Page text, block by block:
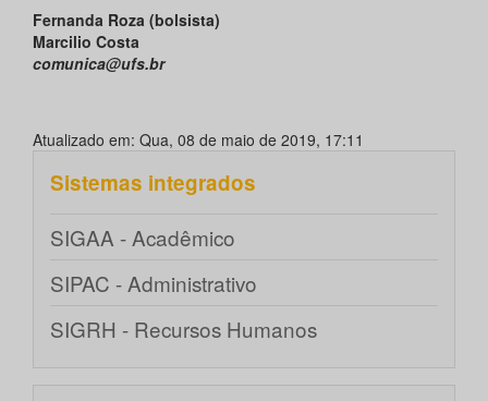
Fernanda Roza (bolsista)
Marcilio Costa
comunica@ufs.br
Atualizado em: Qua, 08 de maio de 2019, 17:11
Sistemas integrados
SIGAA - Acadêmico
SIPAC - Administrativo
SIGRH - Recursos Humanos